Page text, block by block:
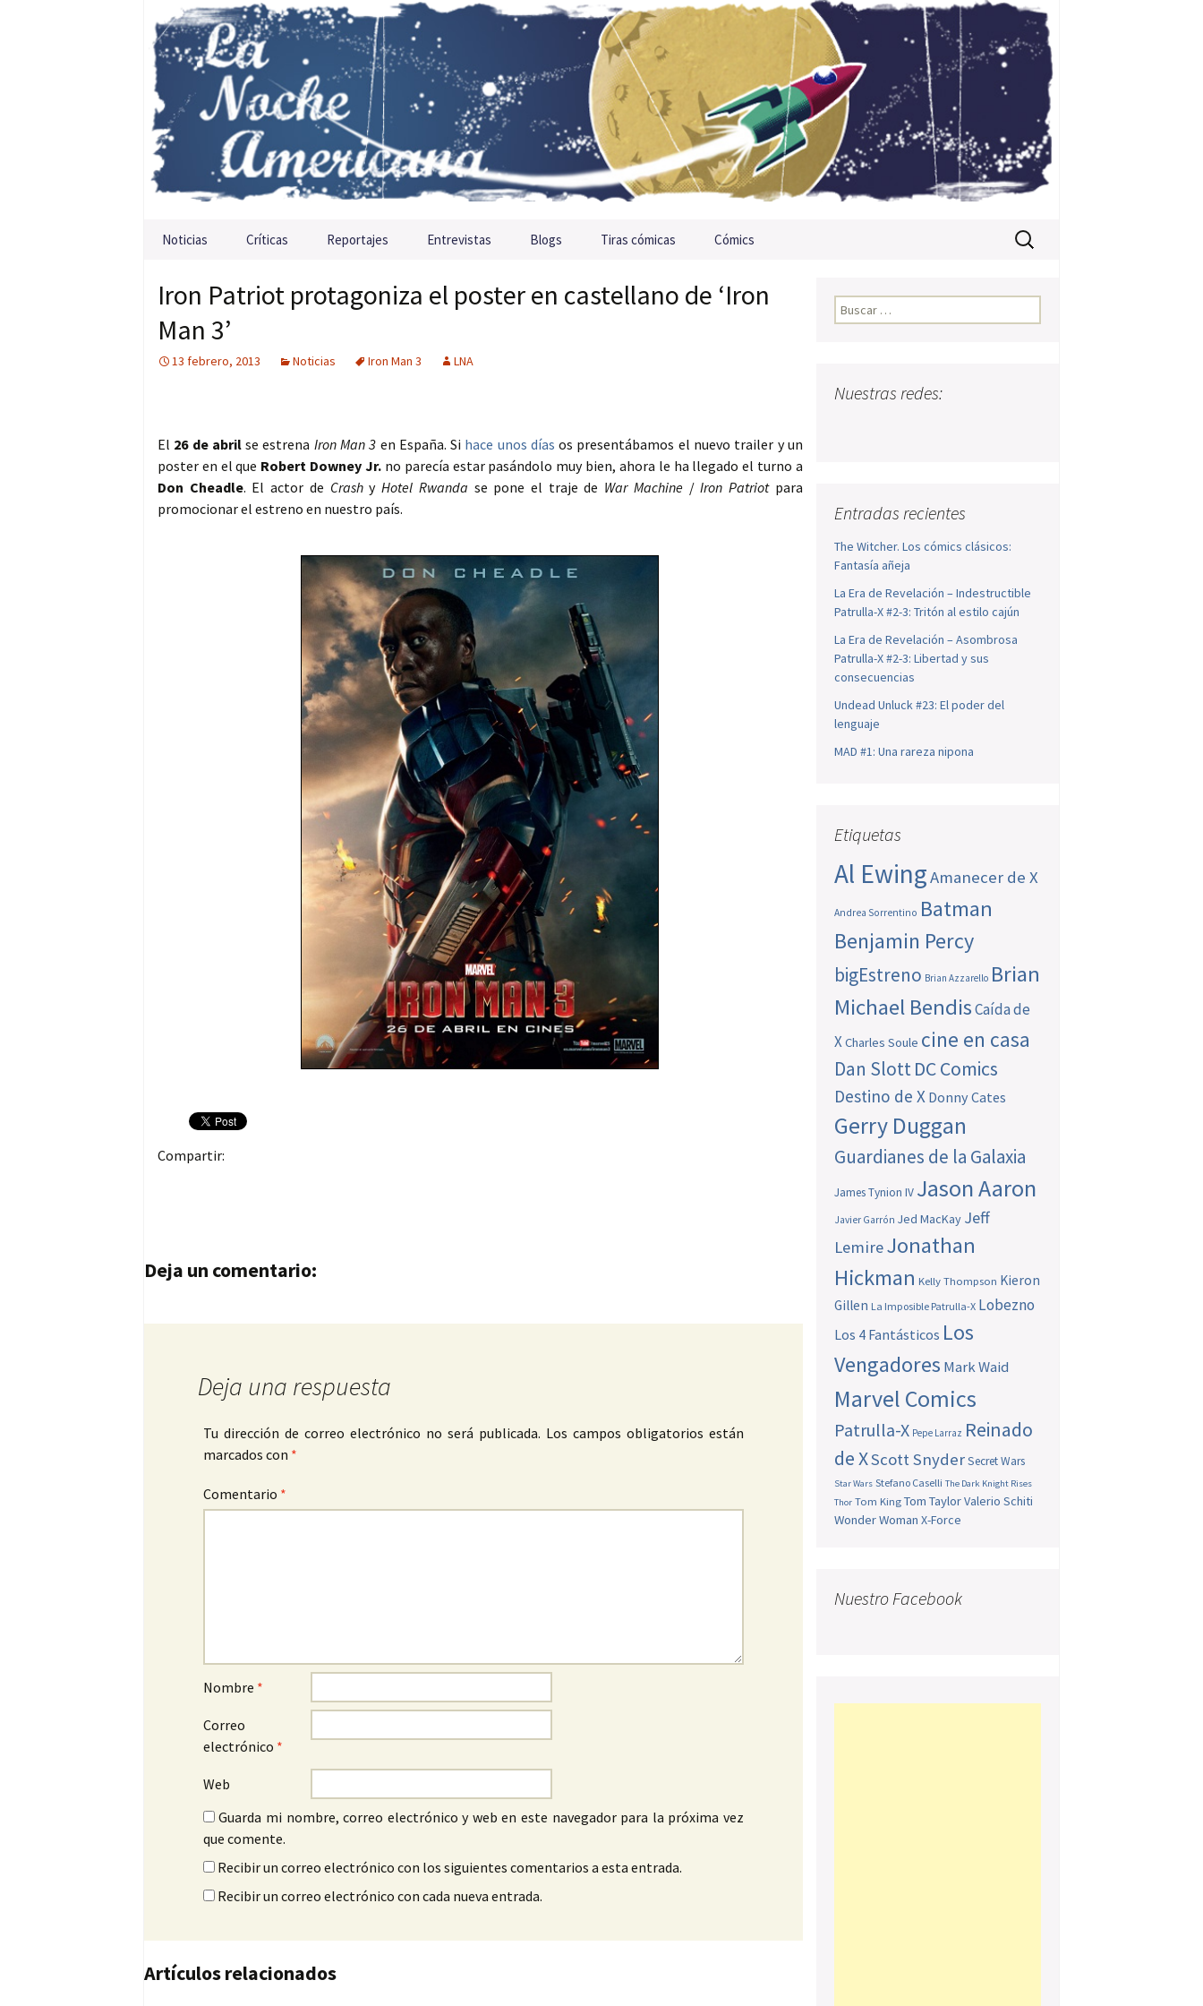
Saltar al contenido
Noticias Críticas Reportajes Entrevistas Blogs Tiras cómicas Cómics Buscar:
Iron Patriot protagoniza el poster en castellano de ‘Iron
Man 3’
13 febrero, 2013 Noticias Iron Man 3 LNA
El 26 de abrilse estrena Iron Man 3 en España. Si hace unos días os presentábamos el nuevo trailer y un
poster en el que Robert Downey Jr. no parecía estar pasándolo muy bien, ahora le ha llegado el turno a
Don Cheadle. El actor de CrashyHotel Rwanda se pone el traje de War Machine/Iron Patriotpara
promocionar el estreno en nuestro país.
Compartir:
Navegación de entradas
Deja un comentario:
Deja una respuesta
Tu dirección de correo electrónico no será publicada. Los campos obligatorios están
marcados con *
Comentario *
Nombre *
Correo
electrónico *
Web
Guarda mi nombre, correo electrónico y web en este navegador para la próxima vez
que comente.
Recibir un correo electrónico con los siguientes comentarios a esta entrada.
Recibir un correo electrónico con cada nueva entrada.
Artículos relacionados
Buscar:
Nuestras redes:
Entradas recientes
The Witcher. Los cómics clásicos:
Fantasía añeja
La Era de Revelación – Indestructible
Patrulla-X #2-3: Tritón al estilo cajún
La Era de Revelación – Asombrosa
Patrulla-X #2-3: Libertad y sus
consecuencias
Undead Unluck #23: El poder del
lenguaje
MAD #1: Una rareza nipona
Etiquetas
Al EwingAmanecer de X
Andrea Sorrentino Batman
Benjamin Percy
bigEstreno Brian Azzarello Brian
Michael BendisCaída de
XCharles Soule cine en casa
Dan SlottDC Comics
Destino de X Donny Cates
Gerry Duggan
Guardianes de la Galaxia
James Tynion IV Jason Aaron
Javier Garrón Jed MacKay Jeff
LemireJonathan
Hickman Kelly Thompson Kieron
Gillen La Imposible Patrulla-X Lobezno
Los 4 Fantásticos Los
Vengadores Mark Waid
Marvel Comics
Patrulla-X Pepe Larraz Reinado
de XScott SnyderSecret Wars
Star Wars Stefano Caselli The Dark Knight Rises
Thor Tom King Tom TaylorValerio Schiti
Wonder Woman X-Force
Nuestro Facebook